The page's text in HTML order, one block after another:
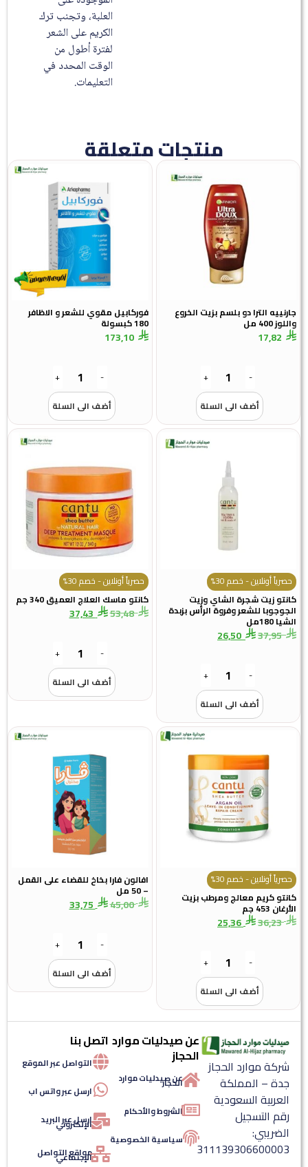
العلبة، وتجنب ترك
الكريم على الشعر
لفترة أطول من
الوقت المحدد في
التعليمات.
منتجات متعلقة
جارنييه الترا دو بلسم بزيت الخروع
واللوز 400 مل
17,82
-
+
أضف الى السلة
فوركابيل مقوي للشعر و الاظافر
180 كبسولة
173,10
-
+
أضف الى السلة
حصرياً أونلاين - خصم 30%
كانتو زيت شجرة الشاي وزيت
الجوجوبا للشعر وفروة الرأس بزبدة
الشيا 180مل
37,95
26,50
-
+
أضف الى السلة
حصرياً أونلاين - خصم 30%
كانتو ماسك العلاج العميق 340 جم
53,48
37,43
-
+
أضف الى السلة
حصرياً أونلاين - خصم 30%
كانتو كريم معالج ومرطب بزيت
الأرغان 453 جم
36,23
25,36
-
+
أضف الى السلة
افالون فارا بخاخ للقضاء على القمل
– 50 مل
45,00
33,75
-
+
أضف الى السلة
شركة موارد الحجاز
جدة – المملكة
العربية السعودية
رقم التسجيل
الضريبي:
311139306600003
عن صيدليات موارد
الحجاز
عن صيدليات موارد
الحجاز
الشروط والأحكام
سياسية الخصوصية
اتصل بنا
التواصل عبر الموقع
ارسل عبر واتس اب
ارسل عبر البريد
الإلكتروني
مواقع التواصل
الإجتماعي